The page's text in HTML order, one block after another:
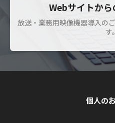
Webサイトか
放送・業務用映像機器導入の
す。
個人の